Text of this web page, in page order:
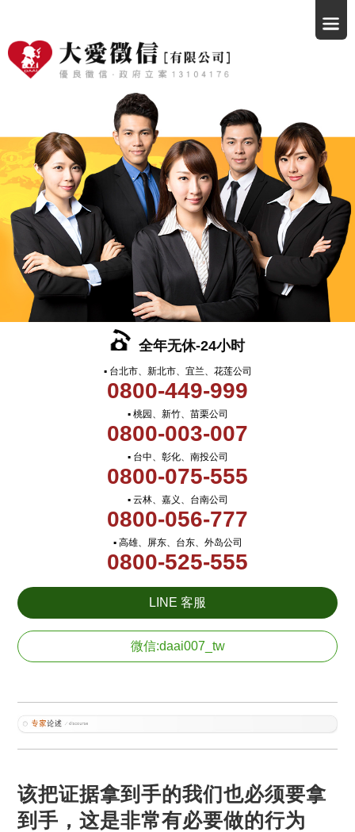
全年无休-24小时
▪ 台北市、新北市、宜兰、花莲公司
0800-449-999
▪ 桃园、新竹、苗栗公司
0800-003-007
▪ 台中、彰化、南投公司
0800-075-555
▪ 云林、嘉义、台南公司
0800-056-777
▪ 高雄、屏东、台东、外岛公司
0800-525-555
LINE 客服
微信:daai007_tw
该把证据拿到手的我们也必须要拿
到手，这是非常有必要做的行为